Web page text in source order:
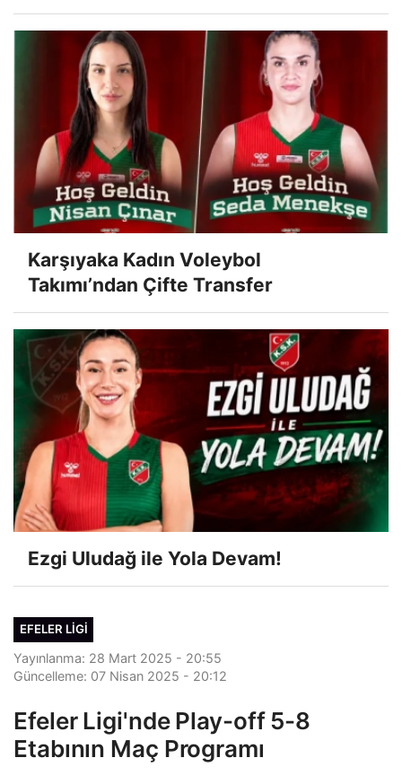
Karşıyaka Kadın Voleybol
Takımı’ndan Çifte Transfer
Ezgi Uludağ ile Yola Devam!
EFELER LIGI
Yayınlanma: 28 Mart 2025 - 20:55
Güncelleme: 07 Nisan 2025 - 20:12
Efeler Ligi'nde Play-off 5-8
Etabının Maç Programı